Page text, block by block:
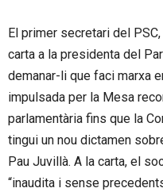
El primer secretari del
carta a la presidenta del
demanar-li que faci marxa
impulsada per la Mesa
parlamentària fins que la
tingui un nou dictamen
Pau Juvillà. A la carta, el
“inaudita i sense